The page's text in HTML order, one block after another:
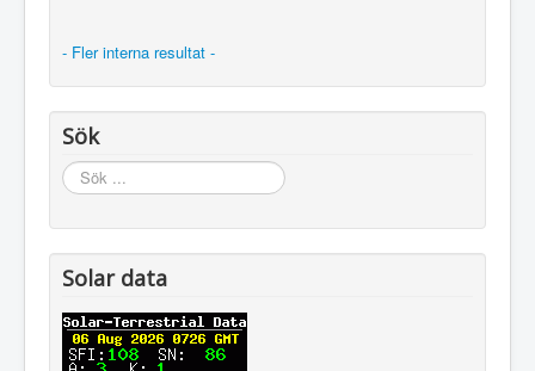
- Fler interna resultat -
Sök
Sök
...
Solar data